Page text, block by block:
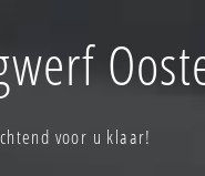
voor u klaar!